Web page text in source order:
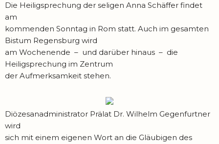
Die Heiligsprechung der seligen Anna Schäffer findet
am
kommenden Sonntag in Rom statt. Auch im gesamten
Bistum Regensburg wird
am Wochenende – und darüber hinaus – die
Heiligsprechung im Zentrum
der Aufmerksamkeit stehen.
Diözesanadministrator Prälat Dr. Wilhelm Gegenfurtner
wird
sich mit einem eigenen Wort an die Gläubigen des